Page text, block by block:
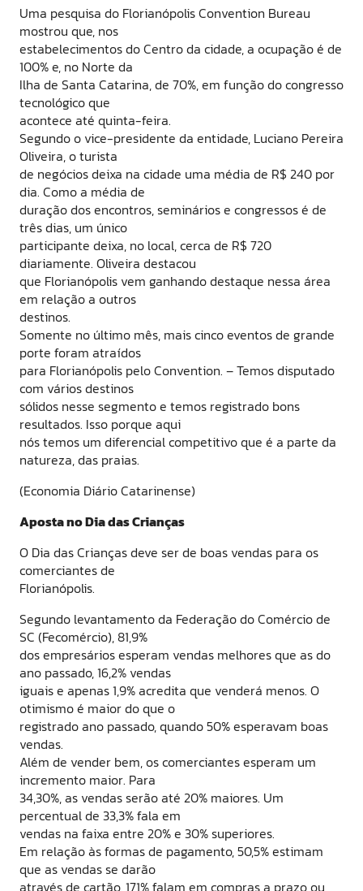
Uma pesquisa do Florianópolis Convention Bureau
mostrou que, nos
estabelecimentos do Centro da cidade, a ocupação é de
100% e, no Norte da
Ilha de Santa Catarina, de 70%, em função do congresso
tecnológico que
acontece até quinta-feira.
Segundo o vice-presidente da entidade, Luciano Pereira
Oliveira, o turista
de negócios deixa na cidade uma média de R$ 240 por
dia. Como a média de
duração dos encontros, seminários e congressos é de
três dias, um único
participante deixa, no local, cerca de R$ 720
diariamente. Oliveira destacou
que Florianópolis vem ganhando destaque nessa área
em relação a outros
destinos.
Somente no último mês, mais cinco eventos de grande
porte foram atraídos
para Florianópolis pelo Convention. – Temos disputado
com vários destinos
sólidos nesse segmento e temos registrado bons
resultados. Isso porque aqui
nós temos um diferencial competitivo que é a parte da
natureza, das praias.
(Economia Diário Catarinense)
Aposta no Dia das Crianças
O Dia das Crianças deve ser de boas vendas para os
comerciantes de
Florianópolis.
Segundo levantamento da Federação do Comércio de
SC (Fecomércio), 81,9%
dos empresários esperam vendas melhores que as do
ano passado, 16,2% vendas
iguais e apenas 1,9% acredita que venderá menos. O
otimismo é maior do que o
registrado ano passado, quando 50% esperavam boas
vendas.
Além de vender bem, os comerciantes esperam um
incremento maior. Para
34,30%, as vendas serão até 20% maiores. Um
percentual de 33,3% fala em
vendas na faixa entre 20% e 30% superiores.
Em relação às formas de pagamento, 50,5% estimam
que as vendas se darão